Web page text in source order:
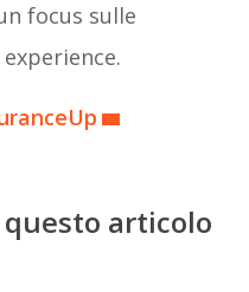
focus sulle
articolo